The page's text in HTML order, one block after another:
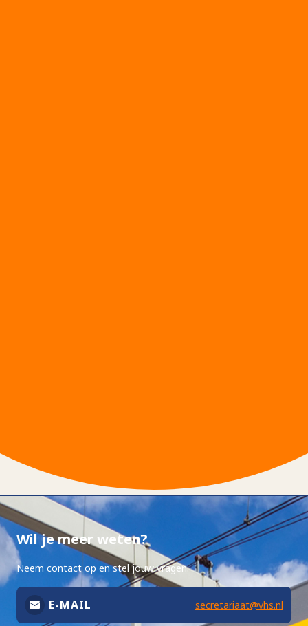
Wil je meer weten?
Neem contact op en stel jouw vragen.
E-MAIL secretariaat@vhs.nl